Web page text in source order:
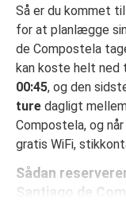
Så er du kommet
for at planlægge
de Compostela
kan koste helt ned
00:45, og den
ture dagligt
Compostela, og
gratis WiFi,
Sådan
Santiago de